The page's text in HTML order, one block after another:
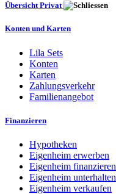
Übersicht Privat
Konten und Karten
Lila Sets
Konten
Karten
Zahlungsverkehr
Familienangebot
Finanzieren
Hypotheken
Eigenheim erwerben
Eigenheim finanzieren
Eigenheim unterhalten
Eigenheim verkaufen